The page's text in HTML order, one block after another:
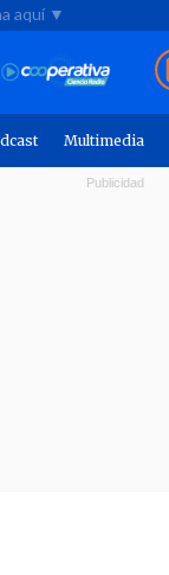
aquí ▼
Multimedia